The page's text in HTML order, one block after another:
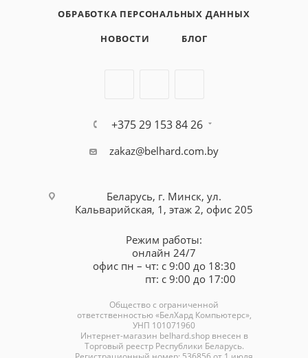
ОБРАБОТКА ПЕРСОНАЛЬНЫХ ДАННЫХ
НОВОСТИ
БЛОГ
+375 29 153 84 26
zakaz@belhard.com.by
Беларусь, г. Минск, ул.
Кальварийская, 1, этаж 2, офис 205
Режим работы:
онлайн 24/7
офис пн – чт: с 9:00 до 18:30
пт: с 9:00 до 17:00
Общество с ограниченной
ответственностью «БелХард Компьютерс»,
УНП 101071960
Интернет-магазин belhard.shopвнесен в
Торговый реестр Республики Беларусь.